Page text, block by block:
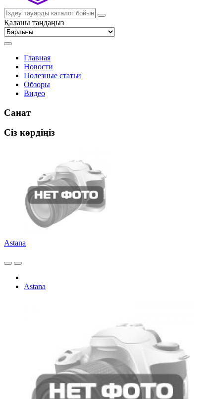
Қаланы таңдаңыз
Главная
Новости
Полезные статьи
Обзоры
Видео
Санат
Сіз көрдіңіз
Astana
Astana